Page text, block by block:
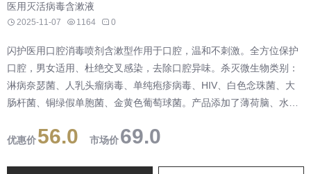
医用灭活病毒含漱液
2025-11-07 1164 0
闪护医用口腔消毒喷剂含漱型作用于口腔，温和不刺激。全方位保护
口腔，男女适用、杜绝交叉感染，去除口腔异味。杀灭微生物类别：
淋病奈瑟菌、人乳头瘤病毒、单纯疱疹病毒、HIV、白色念珠菌、大
肠杆菌、铜绿假单胞菌、金黄色葡萄球菌。产品添加了薄荷脑、水溶
口气。...
优惠价56.0 市场价69.0